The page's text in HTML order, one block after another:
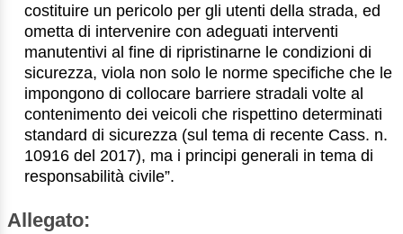
costituire un pericolo per gli utenti della strada, ed
ometta di intervenire con adeguati interventi
manutentivi al fine di ripristinarne le condizioni di
sicurezza, viola non solo le norme specifiche che le
impongono di collocare barriere stradali volte al
contenimento dei veicoli che rispettino determinati
standard di sicurezza (sul tema di recente Cass. n.
10916 del 2017), ma i principi generali in tema di
responsabilità civile”.
Allegato: